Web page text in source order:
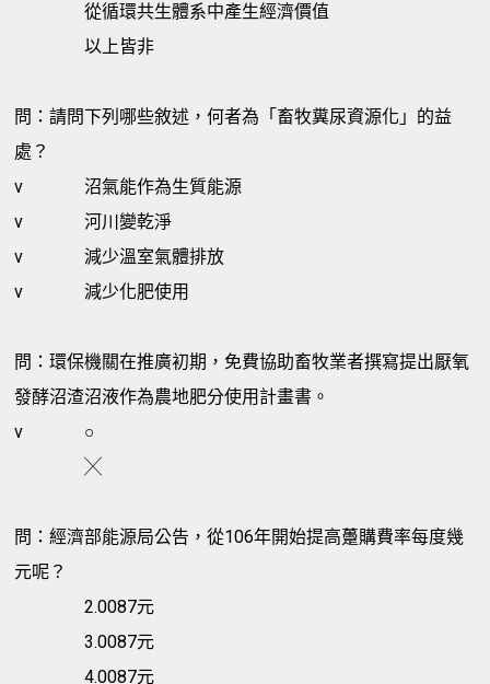
從循環共生體系中產生經濟價值
以上皆非
問：請問下列哪些敘述，何者為「畜牧糞尿資源化」的益
處？
v
沼氣能作為生質能源
v
河川變乾淨
v
減少溫室氣體排放
v
減少化肥使用
問：環保機關在推廣初期，免費協助畜牧業者撰寫提出厭氧
發酵沼渣沼液作為農地肥分使用計畫書。
v
○
╳
問：經濟部能源局公告，從106年開始提高躉購費率每度幾
元呢？
2.0087元
3.0087元
4.0087元